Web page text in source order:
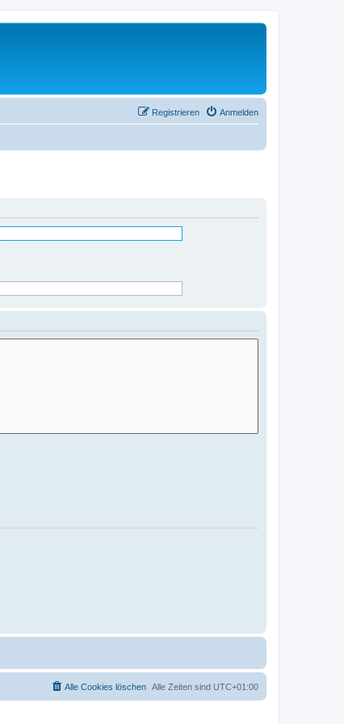
Anmelden
Registrieren
Alle Zeiten sind UTC+01:00
Alle Cookies löschen